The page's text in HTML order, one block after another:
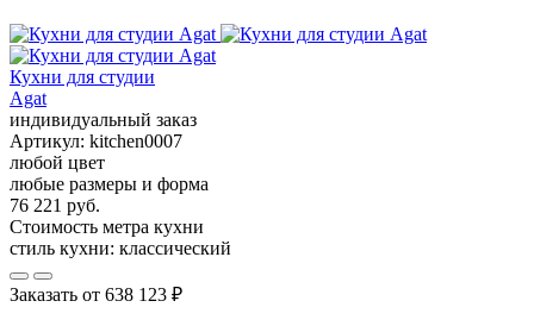
Кухни для студии
Agat
индивидуальный заказ
Артикул: kitchen0007
любой цвет
любые размеры и форма
76 221 руб.
Стоимость метра кухни
стиль кухни: классический
Заказать от 638 123 ₽